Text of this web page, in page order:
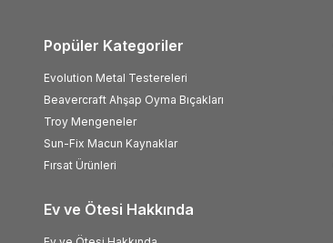
Popüler Kategoriler
Evolution Metal Testereleri
Beavercraft Ahşap Oyma Bıçakları
Troy Mengeneler
Sun-Fix Macun Kaynaklar
Fırsat Ürünleri
Ev ve Ötesi Hakkında